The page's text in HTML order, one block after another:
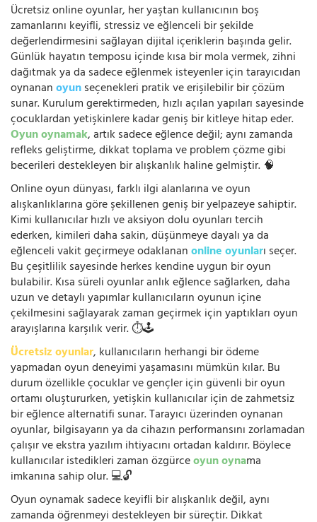
Ücretsiz online oyunlar, her yaştan kullanıcının boş
zamanlarını keyifli, stressiz ve eğlenceli bir şekilde
değerlendirmesini sağlayan dijital içeriklerin başında gelir.
Günlük hayatın temposu içinde kısa bir mola vermek, zihni
dağıtmak ya da sadece eğlenmek isteyenler için tarayıcıdan
oynananoyunseçenekleri pratik ve erişilebilir bir çözüm
sunar. Kurulum gerektirmeden, hızlı açılan yapıları sayesinde
çocuklardan yetişkinlere kadar geniş bir kitleye hitap eder.
Oyun oynamak, artık sadece eğlence değil; aynı zamanda
refleks geliştirme, dikkat toplama ve problem çözme gibi
becerileri destekleyen bir alışkanlık haline gelmiştir. 🧠
Online oyun dünyası, farklı ilgi alanlarına ve oyun
alışkanlıklarına göre şekillenen geniş bir yelpazeye sahiptir.
Kimi kullanıcılar hızlı ve aksiyon dolu oyunları tercih
ederken, kimileri daha sakin, düşünmeye dayalı ya da
eğlenceli vakit geçirmeye odaklananonline oyunları seçer.
Bu çeşitlilik sayesinde herkes kendine uygun bir oyun
bulabilir. Kısa süreli oyunlar anlık eğlence sağlarken, daha
uzun ve detaylı yapımlar kullanıcıların oyunun içine
çekilmesini sağlayarak zaman geçirmek için yaptıkları oyun
arayışlarına karşılık verir. ⏱️🕹️
Ücretsiz oyunlar, kullanıcıların herhangi bir ödeme
yapmadan oyun deneyimi yaşamasını mümkün kılar. Bu
durum özellikle çocuklar ve gençler için güvenli bir oyun
ortamı oluştururken, yetişkin kullanıcılar için de zahmetsiz
bir eğlence alternatifi sunar. Tarayıcı üzerinden oynanan
oyunlar, bilgisayarın ya da cihazın performansını zorlamadan
çalışır ve ekstra yazılım ihtiyacını ortadan kaldırır. Böylece
kullanıcılar istedikleri zaman özgürceoyun oynama
imkanına sahip olur. 💻🔓
Oyun oynamak sadece keyifli bir alışkanlık değil, aynı
zamanda öğrenmeyi destekleyen bir süreçtir. Dikkat